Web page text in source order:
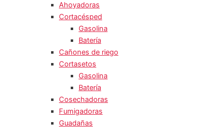
Ahoyadoras
Cortacésped
Gasolina
Batería
Cañones de riego
Cortasetos
Gasolina
Batería
Cosechadoras
Fumigadoras
Guadañas